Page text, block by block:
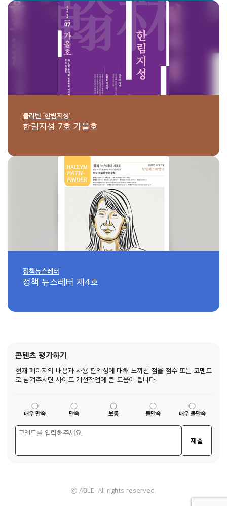
뷸리틴 ‘한림지성’
한림지성 7호 가을호
정책뉴스레터
정책 뉴스레터 제4호
콘텐츠 평가하기
현재 페이지의 내용과 사용 편의성에 대해 느끼신 점을 점수 또는 코멘트
로 남겨주시면 사이트 개선작업에 큰 도움이 됩니다.
매우 만족 만족 보통 불만족 매우 불만족
제출
ⓒ ABLE. All rights reserved.